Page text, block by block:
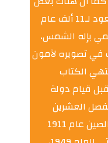
النقوش الصخرية التي ما زالت باقية تعود لـ11 ألف عام
بإله الشمس،
تصويره لآمون
الكتاب
قيام دولة
العشرين
قصة سقوط آخر الأسر الإقطاعية في الصين عام 1911